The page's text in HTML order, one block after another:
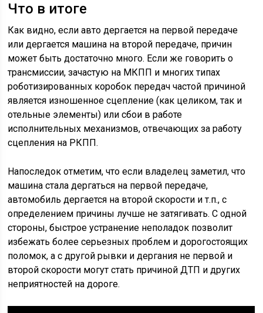
Что в итоге
Как видно, если авто дергается на первой передаче
или дергается машина на второй передаче, причин
может быть достаточно много. Если же говорить о
трансмиссии, зачастую на МКПП и многих типах
роботизированных коробок передач частой причиной
является изношенное сцепление (как целиком, так и
отельные элементы) или сбои в работе
исполнительных механизмов, отвечающих за работу
сцепления на РКПП.
Напоследок отметим, что если владелец заметил, что
машина стала дергаться на первой передаче,
автомобиль дергается на второй скорости и т.п., с
определением причины лучше не затягивать. С одной
стороны, быстрое устранение неполадок позволит
избежать более серьезных проблем и дорогостоящих
поломок, а с другой рывки и дергания не первой и
второй скорости могут стать причиной ДТП и других
неприятностей на дороге.